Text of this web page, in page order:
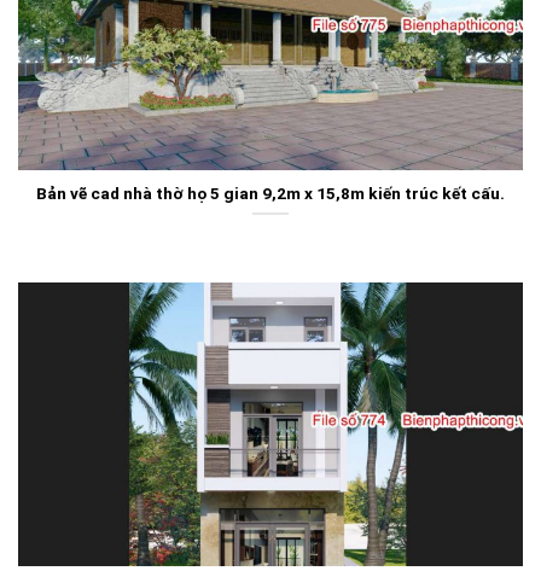
Bản vẽ cad nhà thờ họ 5 gian 9,2m x 15,8m kiến trúc kết cấu.